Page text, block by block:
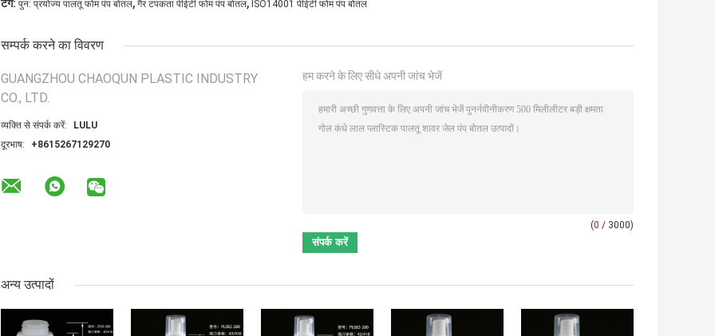
टैग: पुन: प्रयोज्य पालतू फोम पंप बोतल गैर टपकता पीईटी फोम पंप बोतल ISO14001 पीईटी फोम पंप बोतल
सम्पर्क करने का विवरण
GUANGZHOU CHAOQUN PLASTIC INDUSTRY
CO., LTD.
व्यक्ति से संपर्क करें:
LULU
दूरभाष:
+8615267129270
हम करने के लिए सीधे अपनी जांच भेजें
(0 / 3000)
अन्य उत्पादों